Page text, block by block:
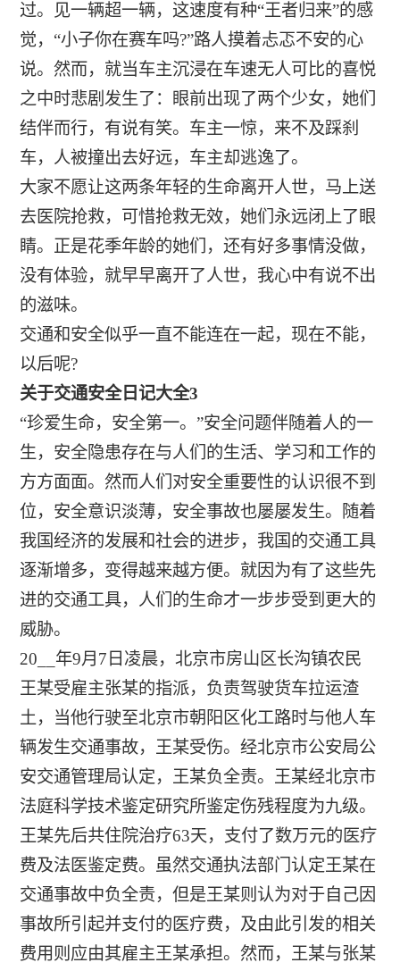
过。见一辆超一辆，这速度有种“王者归来”的感
觉，“小子你在赛车吗?”路人摸着忐忑不安的心
说。然而，就当车主沉浸在车速无人可比的喜悦
之中时悲剧发生了：眼前出现了两个少女，她们
结伴而行，有说有笑。车主一惊，来不及踩刹
车，人被撞出去好远，车主却逃逸了。
大家不愿让这两条年轻的生命离开人世，马上送
去医院抢救，可惜抢救无效，她们永远闭上了眼
睛。正是花季年龄的她们，还有好多事情没做，
没有体验，就早早离开了人世，我心中有说不出
的滋味。
交通和安全似乎一直不能连在一起，现在不能，
以后呢?
关于交通安全日记大全3
“珍爱生命，安全第一。”安全问题伴随着人的一
生，安全隐患存在与人们的生活、学习和工作的
方方面面。然而人们对安全重要性的认识很不到
位，安全意识淡薄，安全事故也屡屡发生。随着
我国经济的发展和社会的进步，我国的交通工具
逐渐增多，变得越来越方便。就因为有了这些先
进的交通工具，人们的生命才一步步受到更大的
威胁。
20__年9月7日凌晨，北京市房山区长沟镇农民
王某受雇主张某的指派，负责驾驶货车拉运渣
土，当他行驶至北京市朝阳区化工路时与他人车
辆发生交通事故，王某受伤。经北京市公安局公
安交通管理局认定，王某负全责。王某经北京市
法庭科学技术鉴定研究所鉴定伤残程度为九级。
王某先后共住院治疗63天，支付了数万元的医疗
费及法医鉴定费。虽然交通执法部门认定王某在
交通事故中负全责，但是王某则认为对于自己因
事故所引起并支付的医疗费，及由此引发的相关
费用则应由其雇主王某承担。然而，王某与张某